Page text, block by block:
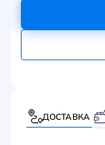
ДОСТАВКА